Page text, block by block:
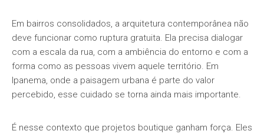
Em bairros consolidados, a arquitetura contemporânea não
deve funcionar como ruptura gratuita. Ela precisa dialogar
com a escala da rua, com a ambiência do entorno e com a
forma como as pessoas vivem aquele território. Em
Ipanema, onde a paisagem urbana é parte do valor
percebido, esse cuidado se torna ainda mais importante.
É nesse contexto que projetos boutique ganham força. Eles